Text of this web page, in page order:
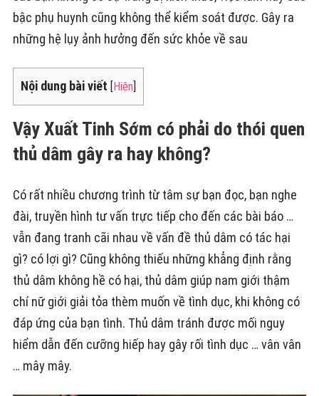
bậc phụ huynh cũng không thể kiểm soát được. Gây ra
những hệ lụy ảnh hưởng đến sức khỏe về sau
Nội dung bài viết Hiện
Vậy Xuất Tinh Sớm có phải do thói quen
thủ dâm gây ra hay không?
Có rất nhiều chương trình từ tâm sự bạn đọc, bạn nghe
đài, truyền hình tư vấn trực tiếp cho đến các bài báo …
vẫn đang tranh cãi nhau về vấn đề thủ dâm có tác hại
gì? có lợi gì? Cũng không thiếu những khẳng định rằng
thủ dâm không hề có hại, thủ dâm giúp nam giới thậm
chí nữ giới giải tỏa thèm muốn về tình dục, khi không có
đáp ứng của bạn tình. Thủ dâm tránh được mối nguy
hiểm dẫn đến cưỡng hiếp hay gây rối tình dục … vân vân
… mây mây.